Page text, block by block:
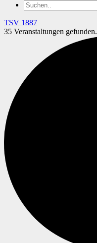
TSV 1887
35 Veranstaltungen gefunden.